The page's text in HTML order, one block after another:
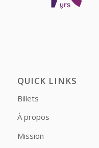
QUICK LINKS
Billets
À propos
Mission